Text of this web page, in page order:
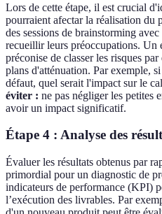
Lors de cette étape, il est crucial
pourraient afectar la réalisation du
des sessions de brainstorming
recueillir leurs préoccupations. Un
préconise de classer les risques
plans d'atténuation. Par exemple,
défaut, quel serait l'impact sur le
éviter : ne pas négliger les petites
avoir un impact significatif.
Étape 4 : Analyse des
Évaluer les résultats obtenus par
primordial pour un diagnostic de
indicateurs de performance (KPI)
l’exécution des livrables. Par